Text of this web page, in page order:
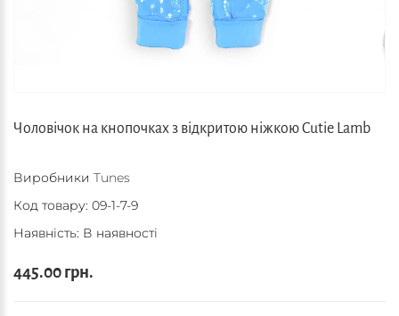
Чоловічок на кнопочках з відкритою ніжкою Cutie Lamb
Виробники Tunes
Код товару: 09-1-7-9
Наявність: В наявності
445.00 грн.